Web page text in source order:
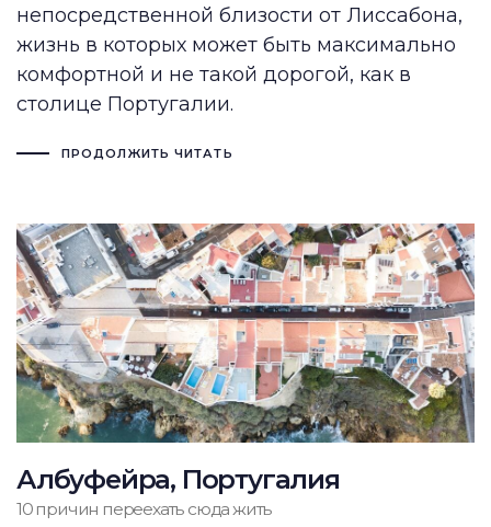
непосредственной близости от Лиссабона,
жизнь в которых может быть максимально
комфортной и не такой дорогой, как в
столице Португалии.
ПРОДОЛЖИТЬ ЧИТАТЬ
Албуфейра, Португалия
10 причин переехать сюда жить